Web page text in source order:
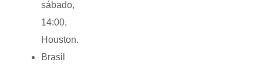
sábado,
14:00,
Houston.
Brasil